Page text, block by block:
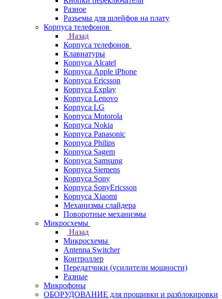
Разное
Разъемы для шлейфов на плату
Корпуса телефонов
Назад
Корпуса телефонов
Клавиатуры
Корпуса Alcatel
Корпуса Apple iPhone
Корпуса Ericsson
Корпуса Explay
Корпуса Lenovo
Корпуса LG
Корпуса Motorola
Корпуса Nokia
Корпуса Panasonic
Корпуса Philips
Корпуса Sagem
Корпуса Samsung
Корпуса Siemens
Корпуса Sony
Корпуса SonyEricsson
Корпуса Xiaomi
Механизмы слайдера
Поворотные механизмы
Микросхемы
Назад
Микросхемы
Antenna Switcher
Контроллер
Передатчики (усилители мощности)
Разные
Микрофоны
ОБОРУДОВАНИЕ для прошивки и разблокировки